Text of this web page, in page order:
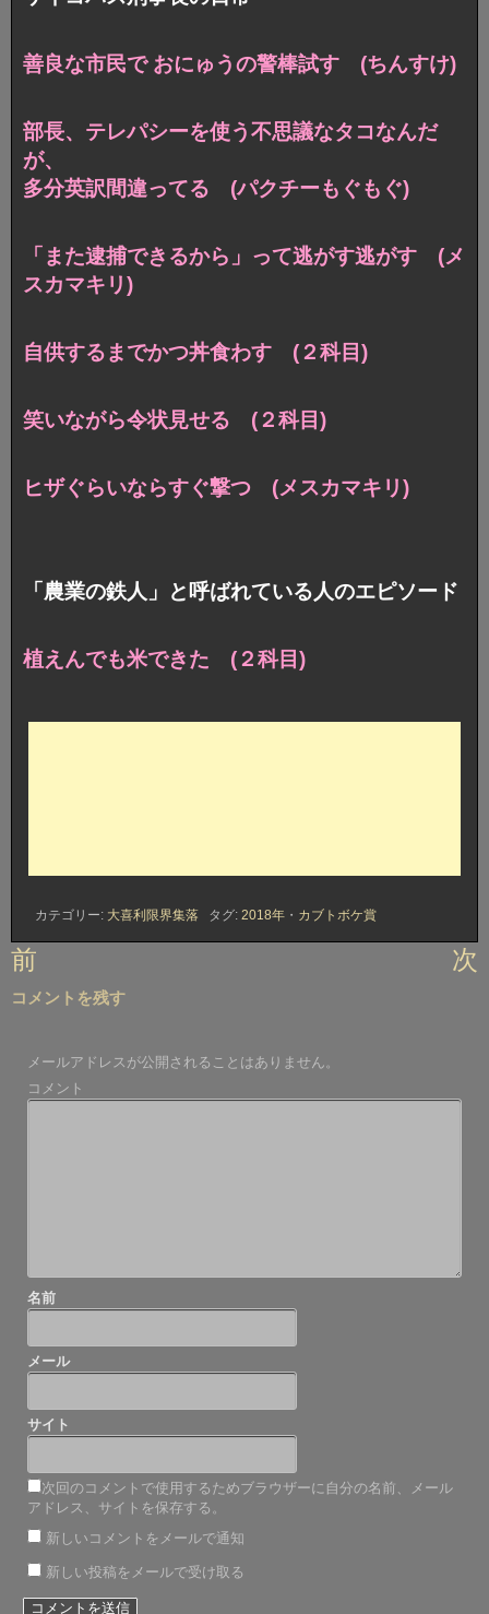
善良な市民で おにゅうの警棒試す (ちんすけ)
部長、テレパシーを使う不思議なタコなんだ
が、
多分英訳間違ってる (パクチーもぐもぐ)
「また逮捕できるから」って逃がす逃がす (メ
スカマキリ)
自供するまでかつ丼食わす (２科目)
笑いながら令状見せる (２科目)
ヒザぐらいならすぐ撃つ (メスカマキリ)
「農業の鉄人」と呼ばれている人のエピソード
植えんでも米できた (２科目)
カテゴリー: 大喜利限界集落 タグ: 2018年 ・ カブトボケ賞
投
ナ
ゲ
ー
前 次
コメントを残す
メールアドレスが公開されることはありません。
コメント
名前
メール
サイト
次回のコメントで使用するためブラウザーに自分の名前、メール
アドレス、サイトを保存する。
新しいコメントをメールで通知
新しい投稿をメールで受け取る